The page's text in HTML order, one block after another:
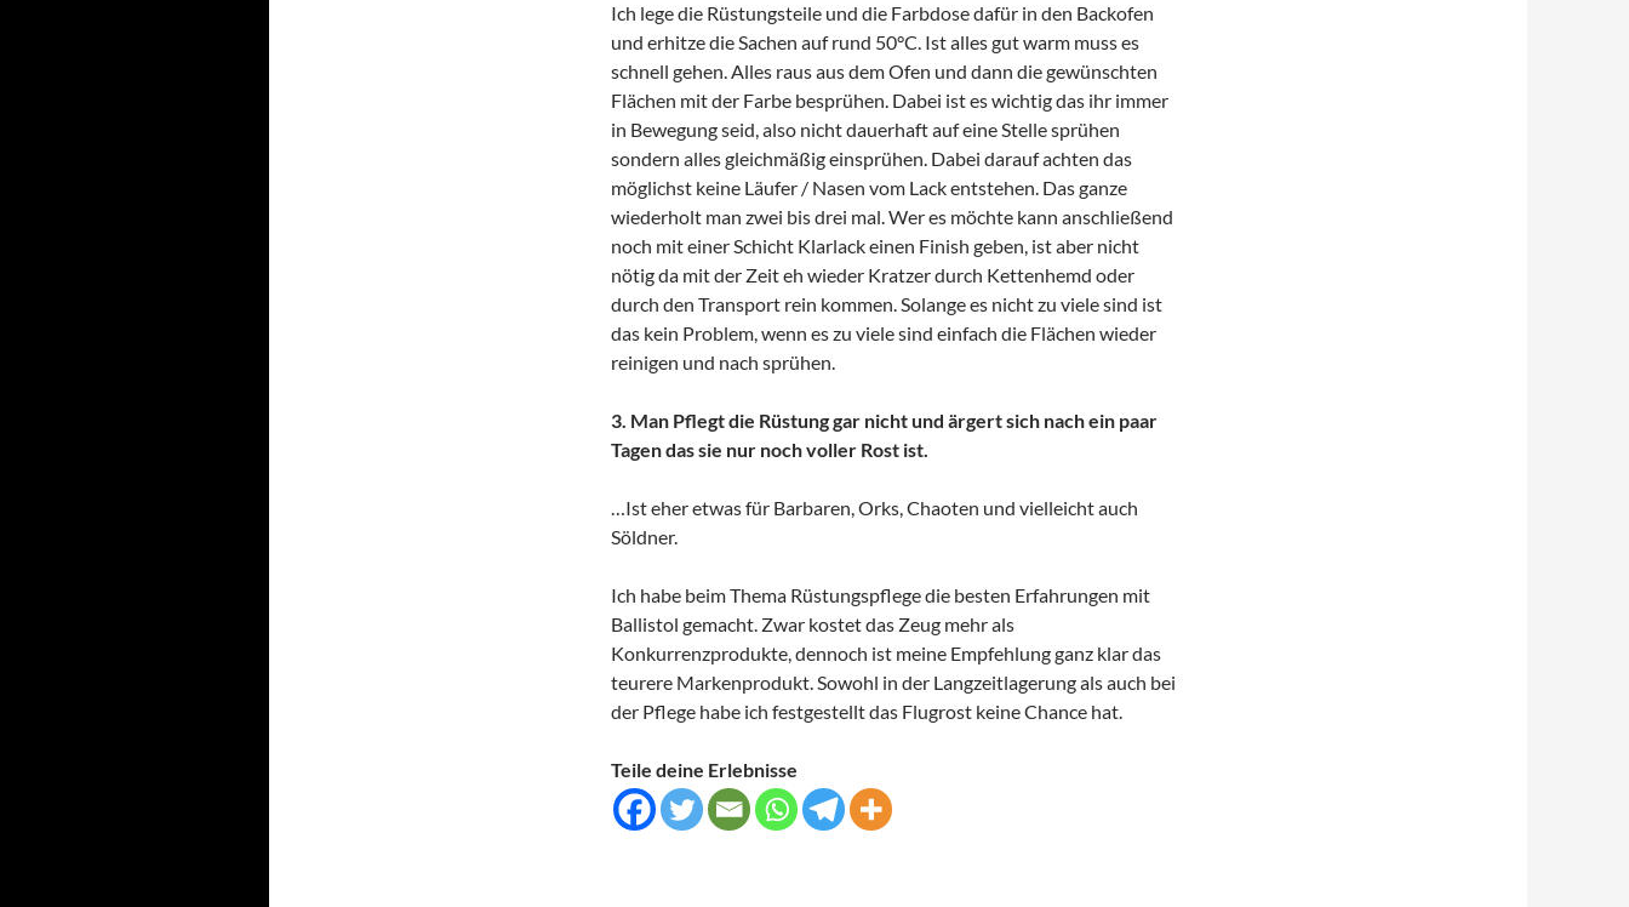
Ich lege die Rüstungsteile und die Farbdose dafür in den Backofen
und erhitze die Sachen auf rund 50°C. Ist alles gut warm muss es
schnell gehen. Alles raus aus dem Ofen und dann die gewünschten
Flächen mit der Farbe besprühen. Dabei ist es wichtig das ihr immer
in Bewegung seid, also nicht dauerhaft auf eine Stelle sprühen
sondern alles gleichmäßig einsprühen. Dabei darauf achten das
möglichst keine Läufer / Nasen vom Lack entstehen. Das ganze
wiederholt man zwei bis drei mal. Wer es möchte kann anschließend
noch mit einer Schicht Klarlack einen Finish geben, ist aber nicht
nötig da mit der Zeit eh wieder Kratzer durch Kettenhemd oder
durch den Transport rein kommen. Solange es nicht zu viele sind ist
das kein Problem, wenn es zu viele sind einfach die Flächen wieder
reinigen und nach sprühen.
3. Man Pflegt die Rüstung gar nicht und ärgert sich nach ein paar
Tagen das sie nur noch voller Rost ist.
…Ist eher etwas für Barbaren, Orks, Chaoten und vielleicht auch
Söldner.
Ich habe beim Thema Rüstungspflege die besten Erfahrungen mit
Ballistol gemacht. Zwar kostet das Zeug mehr als
Konkurrenzprodukte, dennoch ist meine Empfehlung ganz klar das
teurere Markenprodukt. Sowohl in der Langzeitlagerung als auch bei
der Pflege habe ich festgestellt das Flugrost keine Chance hat.
Teile deine Erlebnisse